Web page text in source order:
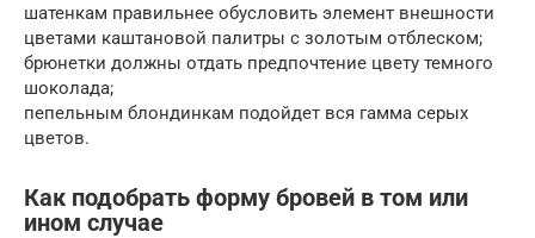
шатенкам правильнее обусловить элемент внешности
цветами каштановой палитры с золотым отблеском;
брюнетки должны отдать предпочтение цвету темного
шоколада;
пепельным блондинкам подойдет вся гамма серых
цветов.
Как подобрать форму бровей в том или
ином случае